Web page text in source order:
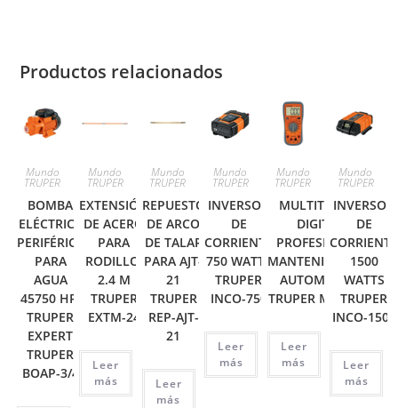
Productos relacionados
Mundo
TRUPER
BOMBA
ELÉCTRICA
PERIFÉRICA
PARA
AGUA
45750 HP,
TRUPER
EXPERT
TRUPER
BOAP-3/4
Mundo
TRUPER
EXTENSIÓN
DE ACERO
PARA
RODILLO,
2.4 M
TRUPER
EXTM-24
Leer
más
Mundo
TRUPER
REPUESTO
DE ARCO
DE TALAR
PARA AJT-
21
TRUPER
REP-AJT-
21
Leer
más
Mundo
TRUPER
INVERSOR
DE
CORRIENTE
750 WATTS
TRUPER
INCO-750
Leer
más
Mundo
TRUPER
MULTITESTER
DIGITAL
PROFESIONAL,
MANTENIMIENTO
AUTOMOTRIZ
TRUPER MUT-105
Leer
más
Mundo
TRUPER
INVERSOR
DE
CORRIENTE
1500
WATTS
TRUPER
INCO-1500
Leer
más